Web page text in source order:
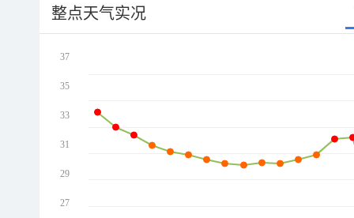
整点天气实况
37
35
33
31
29
27